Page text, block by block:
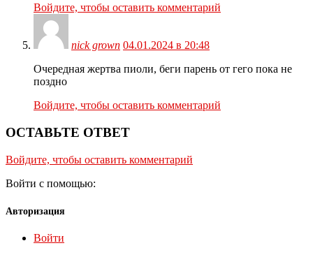
Войдите, чтобы оставить комментарий
nick grown 04.01.2024 в 20:48
Очередная жертва пиоли, беги парень от гего пока не
поздно
Войдите, чтобы оставить комментарий
ОСТАВЬТЕ ОТВЕТ
Войдите, чтобы оставить комментарий
Войти с помощью:
Авторизация
Войти